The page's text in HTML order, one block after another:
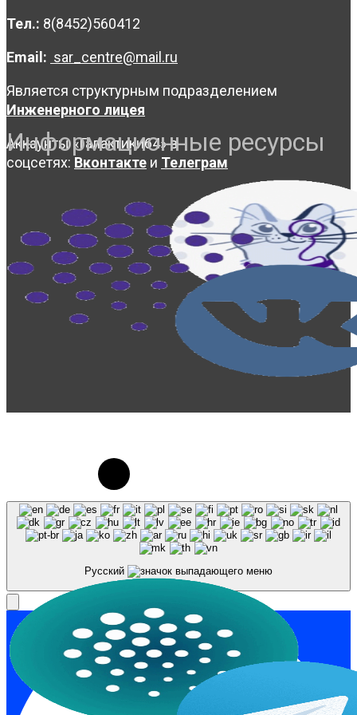
Тел.: 8(8452)560412
Email: sar_centre@mail.ru
Является структурным подразделением
Инженерного лицея
Аккаунты «Галактики64» в
соцсетях: Вконтакте и Телеграм
Информационные ресурсы
использовании материалов сайта galaktika64.ru
ссылка на источник обязательна.
Русский